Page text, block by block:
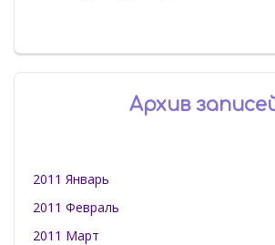
Архив
2011 Январь
2011 Февраль
2011 Март